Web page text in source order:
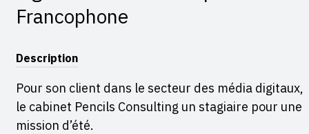
Francophone
Description
Pour son client dans le secteur des média digitaux,
le cabinet Pencils Consulting un stagiaire pour une
mission d’été.